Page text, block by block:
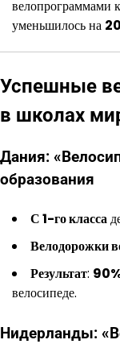
велопрограммами
уменьшилось на
Успешные
в школах
Дания:
образования
С 1-го класса
Велодорожки
Результат:
велосипеде.
Нидерланды: